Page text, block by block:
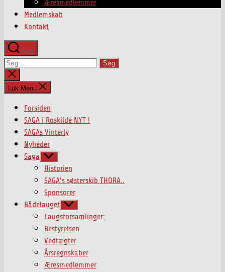
Æresmedlemmer
Medlemskab
Kontakt
Søg
Søg
efter:
Luk
søgning
Luk Menu
Forsiden
SAGA i Roskilde NYT !
SAGAs Vinterly
Nyheder
Saga Vis
undermenu
Historien
SAGA’s søsterskib THORA..
Sponsorer
Bådelauget Vis
undermenu
Laugsforsamlinger:
Bestyrelsen
Vedtægter
Årsregnskaber
Æresmedlemmer